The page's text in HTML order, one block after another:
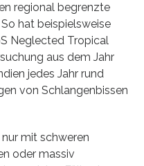
regional begrenzte
hat beispielsweise
Neglected Tropical
aus dem Jahr
jedes Jahr rund
von Schlangenbissen
mit schweren
oder massiv